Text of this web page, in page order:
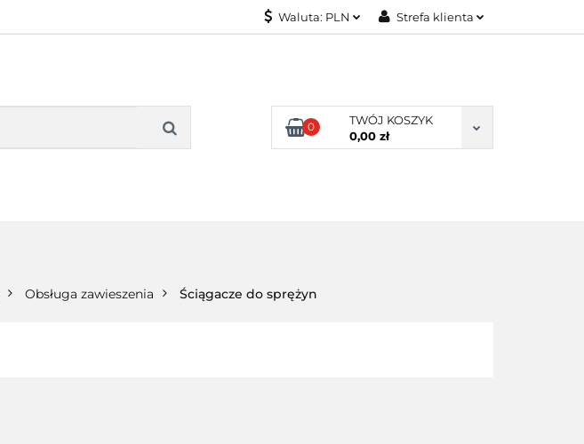
Waluta: PLN Strefa klienta
Dodaj zgłoszenie
Zgody cookies
0
TWÓJ KOSZYK
0,00 zł
KONTAKT
Obsługa zawieszenia Ściągacze do sprężyn